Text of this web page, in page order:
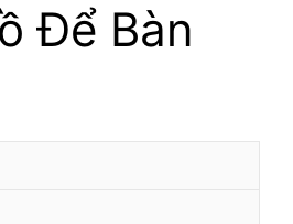
Để Bàn